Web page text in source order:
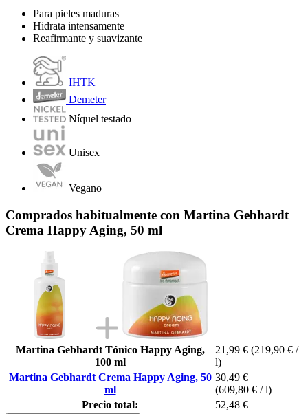
Para pieles maduras
Hidrata intensamente
Reafirmante y suavizante
IHTK
Demeter
Níquel testado
Unisex
Vegano
Comprados habitualmente con Martina Gebhardt
Crema Happy Aging, 50 ml
Martina Gebhardt Tónico Happy Aging,
100 ml
21,99 € (219,90 € /
l)
Martina Gebhardt Crema Happy Aging, 50
ml
30,49 €
(609,80 € / l)
Precio total:
52,48 €